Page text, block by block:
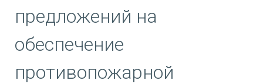
предложений на
обеспечение
противопожарной